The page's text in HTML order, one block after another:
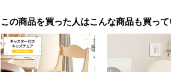
この商品を買った人はこんな商品も買っ